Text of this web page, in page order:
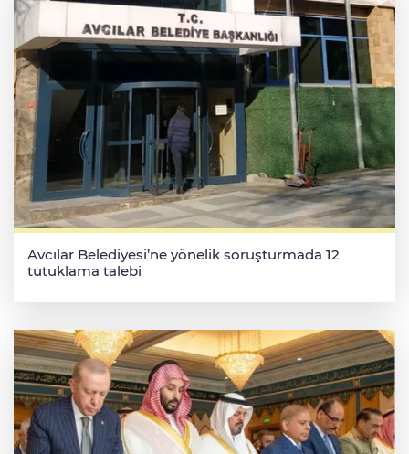
Avcılar Belediyesi’ne yönelik soruşturmada 12
tutuklama talebi